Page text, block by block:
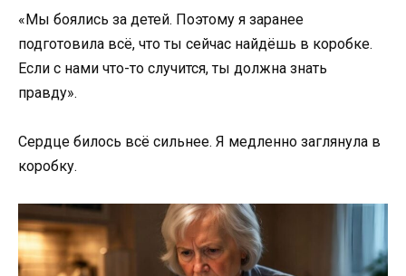
«Мы боялись за детей. Поэтому я заранее
подготовила всё, что ты сейчас найдёшь в коробке.
Если с нами что-то случится, ты должна знать
правду».
Сердце билось всё сильнее. Я медленно заглянула в
коробку.